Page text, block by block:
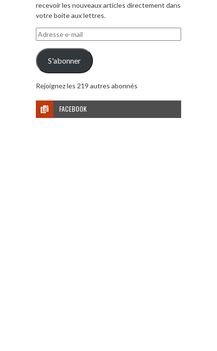
recevoir les nouveaux articles directement dans
votre boite aux lettres.
Adresse
e-
mail
S'abonner
Rejoignez les 219 autres abonnés
FACEBOOK